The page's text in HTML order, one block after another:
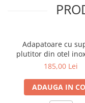
Adapatoare cu
plutitor din otel
pentru vite, cai, oi si
185,00 Lei
ADAUGA IN